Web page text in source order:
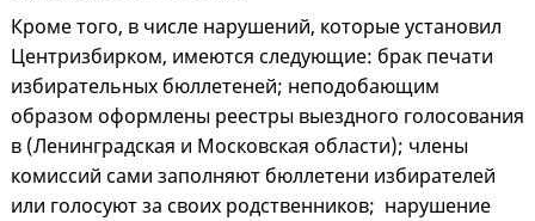
Кроме того, в числе нарушений, которые установил
Центризбирком, имеются следующие: брак печати
избирательных бюллетеней; неподобающим
образом оформлены реестры выездного голосования
в (Ленинградская и Московская области); члены
комиссий сами заполняют бюллетени избирателей
или голосуют за своих родственников; нарушение